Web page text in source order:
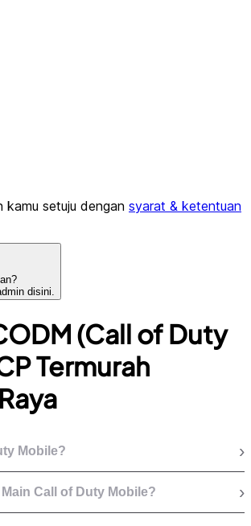
kamu setuju dengan syarat & ketentuan
disini.
(Call of Duty
Termurah
Mobile? ›
Call of Duty Mobile? ›